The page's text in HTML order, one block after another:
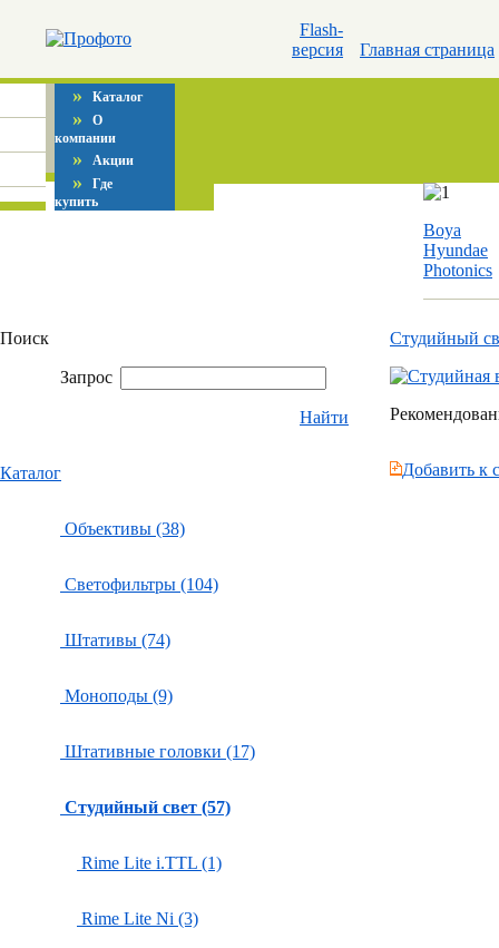
Flash-
версия
Главная страница
» Каталог
» О
компании
» Акции
» Где
купить
Boya
Hyundae
Photonics
Поиск
Запрос
Найти
Каталог
Объективы (38)
Светофильтры (104)
Штативы (74)
Моноподы (9)
Штативные головки (17)
Студийный свет (57)
Rime Lite i.TTL (1)
Rime Lite Ni (3)
Студийный
Добавить к